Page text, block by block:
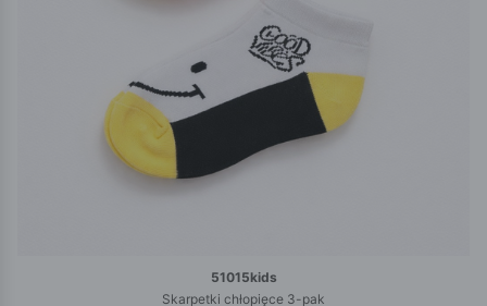
51015kids
Skarpetki chłopięce 3-pak